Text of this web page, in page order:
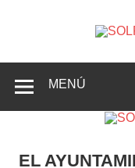
Crevillente,
MENÚ
EL